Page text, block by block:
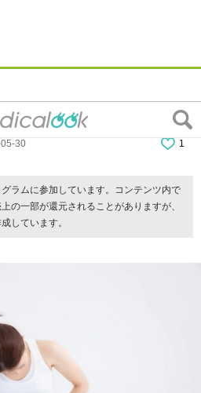
くと股関節が痛い」原
診目安も
30 1
ラムに参加しています。コンテンツ内で
の一部が還元されることがありますが、
しています。